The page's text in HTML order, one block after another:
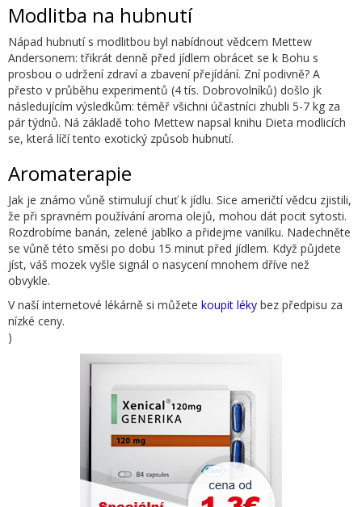
Modlitba na hubnutí
Nápad hubnutí s modlitbou byl nabídnout vědcem Mettew
Andersonem: třikrát denně před jídlem obrácet se k Bohu s
prosbou o udržení zdraví a zbavení přejídání. Zní podivně? A
přesto v průběhu experimentů (4 tís. Dobrovolníků) došlo jk
následujícím výsledkům: téměř všichni účastníci zhubli 5-7 kg za
pár týdnů. Ná základě toho Mettew napsal knihu Dieta modlicích
se, která líčí tento exotický způsob hubnutí.
Aromaterapie
Jak je známo vůně stimulují chuť k jídlu. Sice američtí vědcu zjistili,
že při spravném používání aroma olejů, mohou dát pocit sytosti.
Rozdrobíme banán, zelené jablko a přidejme vanilku. Nadechněte
se vůně této směsi po dobu 15 minut před jídlem. Když půjdete
jíst, váš mozek vyšle signál o nasycení mnohem dříve než
obvykle.
V naší internetové lékárně si můžete koupit léky bez předpisu za
nízké ceny.
)